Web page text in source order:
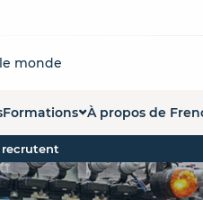
monde
Formations
Liste des formations
Carte des formations
À propos de
La démarche
recrutent